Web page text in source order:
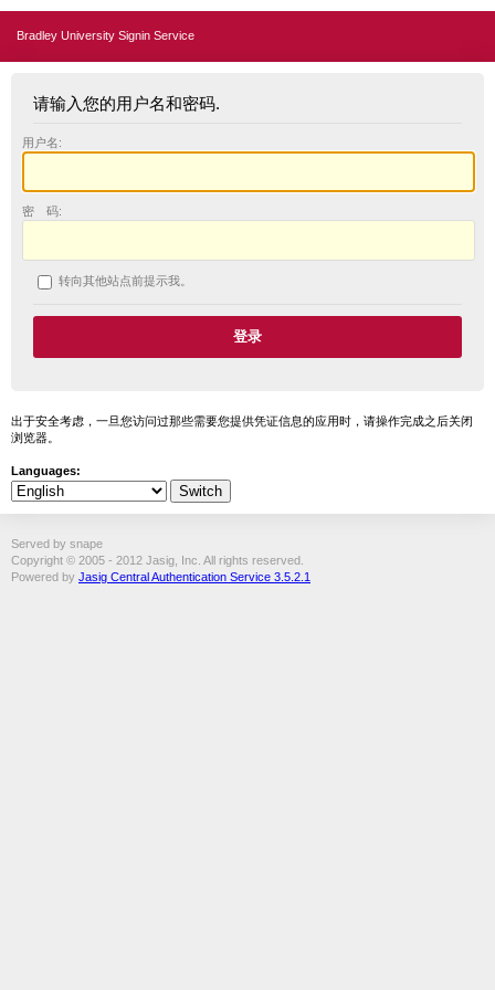
Bradley University Signin Service
请输入您的用户名和密码.
用户名:
密 码:
转向其他站点前提示我。
出于安全考虑，一旦您访问过那些需要您提供凭证信息的应用时，请操作完成之后关闭
浏览器。
Languages:
Served by snape
Copyright © 2005 - 2012 Jasig, Inc. All rights reserved.
Powered by Jasig Central Authentication Service 3.5.2.1